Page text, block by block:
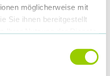
möglicherweise mit
Sie ihnen bereitgestellt